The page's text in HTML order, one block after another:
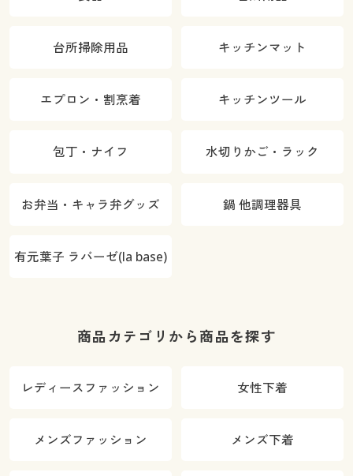
台所掃除用品 キッチンマット
エプロン・割烹着 キッチンツール
包丁・ナイフ 水切りかご・ラック
お弁当・キャラ弁グッズ 鍋 他調理器具
有元葉子 ラバーゼ(la base)
商品カテゴリから商品を探す
レディースファッション 女性下着
メンズファッション メンズ下着